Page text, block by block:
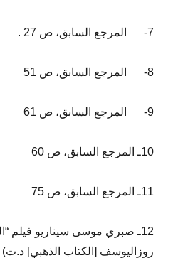
7- المرجع السابق، ص 27 .
8- المرجع السابق، ص 51
9- المرجع السابق، ص 61
10ـ المرجع السابق، ص 60
11ـ المرجع السابق، ص 75
12ـ صبري موسى سيناريو فيلم
روزاليوسف [الكتاب الذهبي] د.ت)